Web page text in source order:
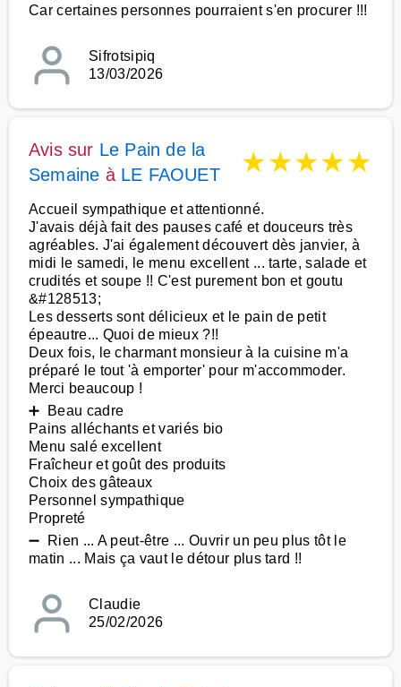
Car certaines personnes pourraient s'en procurer !!!
Sifrotsipiq
13/03/2026
Avis sur Le Pain de la
Semaine à LE FAOUET ★★★★★
Accueil sympathique et attentionné.
J'avais déjà fait des pauses café et douceurs très
agréables. J'ai également découvert dès janvier, à
midi le samedi, le menu excellent ... tarte, salade et
crudités et soupe !! C'est purement bon et goutu
&#128513;
Les desserts sont délicieux et le pain de petit
épeautre... Quoi de mieux ?!!
Deux fois, le charmant monsieur à la cuisine m'a
préparé le tout 'à emporter' pour m'accommoder.
Merci beaucoup !
➕ Beau cadre
Pains alléchants et variés bio
Menu salé excellent
Fraîcheur et goût des produits
Choix des gâteaux
Personnel sympathique
Propreté
➖ Rien ... A peut-être ... Ouvrir un peu plus tôt le
matin ... Mais ça vaut le détour plus tard !!
Claudie
25/02/2026